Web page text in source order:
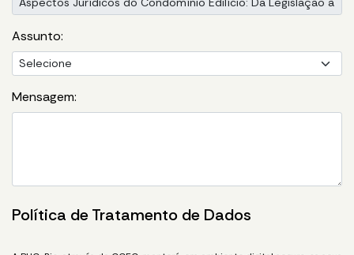
Assunto:
Mensagem:
Política de Tratamento de Dados